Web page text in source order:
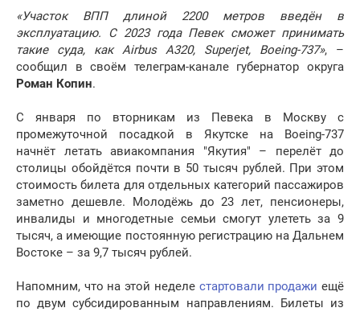
«Участок ВПП длиной 2200 метров введён в
эксплуатацию. С 2023 года Певек сможет принимать
такие суда, как Airbus A320, Superjet, Boeing-737», –
сообщил в своём телеграм-канале губернатор округа
Роман Копин.
С января по вторникам из Певека в Москву с
промежуточной посадкой в Якутске на Boeing-737
начнёт летать авиакомпания "Якутия" – перелёт до
столицы обойдётся почти в 50 тысяч рублей. При этом
стоимость билета для отдельных категорий пассажиров
заметно дешевле. Молодёжь до 23 лет, пенсионеры,
инвалиды и многодетные семьи смогут улететь за 9
тысяч, а имеющие постоянную регистрацию на Дальнем
Востоке – за 9,7 тысяч рублей.
Напомним, что на этой неделе стартовали продажи ещё
по двум субсидированным направлениям. Билеты из